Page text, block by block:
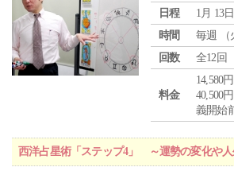
日程
1月 13
時間
毎週 （
回数
全12回
料金
14,580
40,500
義開始
西洋占星術「ステップ4」 ～運勢の変化や